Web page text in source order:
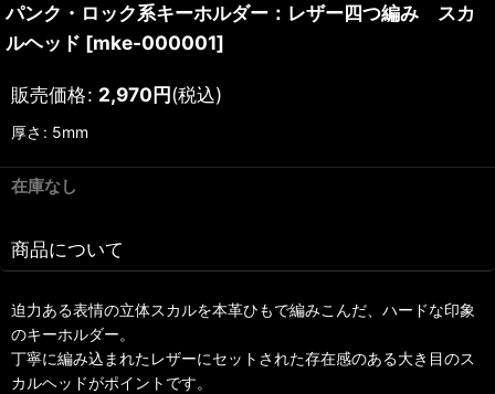
パンク・ロック系キーホルダー：レザー四つ編み スカ
ルヘッド [mke-000001]
販売価格: 2,970円(税込)
厚さ : 5mm
在庫なし
商品について
迫力ある表情の立体スカルを本革ひもで編みこんだ、ハードな印象
のキーホルダー。
丁寧に編み込まれたレザーにセットされた存在感のある大き目のス
カルヘッドがポイントです。